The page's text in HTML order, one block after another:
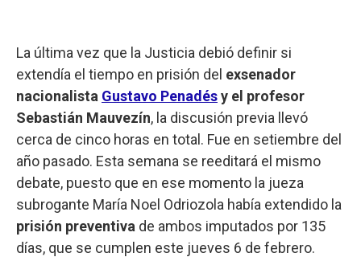
La última vez que la Justicia debió definir si
extendía el tiempo en prisión del exsenador
nacionalista Gustavo Penadésy el profesor
Sebastián Mauvezín, la discusión previa llevó
cerca de cinco horas en total. Fue en setiembre del
año pasado. Esta semana se reeditará el mismo
debate, puesto que en ese momento la jueza
subrogante María Noel Odriozola había extendido la
prisión preventiva de ambos imputados por 135
días, que se cumplen este jueves 6 de febrero.